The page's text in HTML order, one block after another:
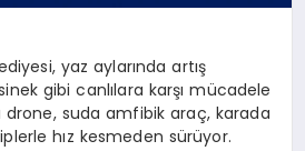
yaz aylarında artış
gibi canlılara karşı mücadele
drone, suda amfibik araç, karada
hız kesmeden sürüyor.